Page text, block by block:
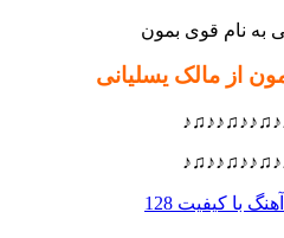
از مالک یسلیانی
با کیفیت 128